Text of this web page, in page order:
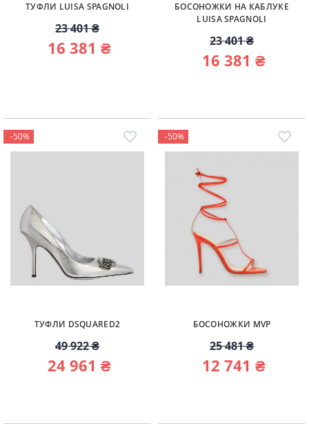
ТУФЛИ LUISA SPAGNOLI
23 401 ₴
16 381 ₴
БОСОНОЖКИ НА КАБЛУКЕ
LUISA SPAGNOLI
23 401 ₴
16 381 ₴
-50%
ТУФЛИ DSQUARED2
49 922 ₴
24 961 ₴
-50%
БОСОНОЖКИ MVP
25 481 ₴
12 741 ₴